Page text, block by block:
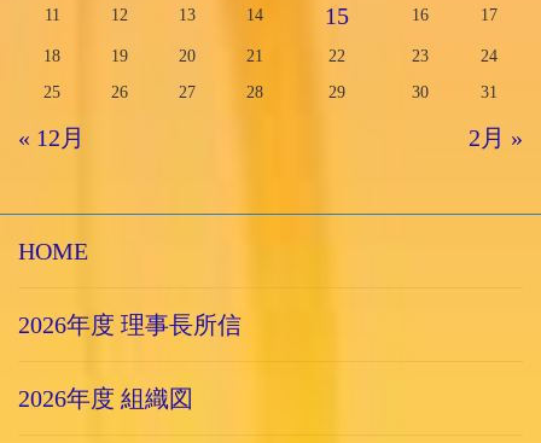
11 12 13 14 15 16 17
18 19 20 21 22 23
24
25
26 27 28 29 30 31
« 12月 2月 »
HOME
2026年度 理事長所信
2026年度 組織図